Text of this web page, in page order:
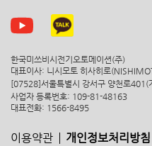
한국미쓰비시전기오토메이션(주)
대표이사: 니시모토 히사히로
[07528]서울특별시 강서구 양천로
사업자 등록번호: 109-81-48163
대표전화: 1566-8495
이용약관 개인정보처리방침